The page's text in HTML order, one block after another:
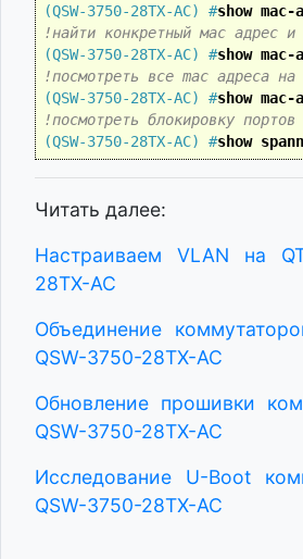
(QSW-3750-28TX-AC) #show
!найти конкретный мас адрес
(QSW-3750-28TX-AC) #show
!посмотреть все mac адреса
(QSW-3750-28TX-AC) #show
!посмотреть блокировку
(QSW-3750-28TX-AC) #show
Читать далее:
Настраиваем VLAN на
28TX-AC
Объединение
QSW-3750-28TX-AC
Обновление прошивки
QSW-3750-28TX-AC
Исследование U-Boot
QSW-3750-28TX-AC